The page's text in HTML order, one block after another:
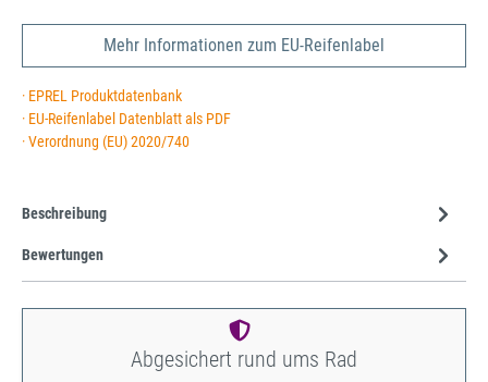
Mehr Informationen zum EU-Reifenlabel
· EPREL Produktdatenbank
· EU-Reifenlabel Datenblatt als PDF
· Verordnung (EU) 2020/740
Beschreibung
Bewertungen
Abgesichert rund ums Rad